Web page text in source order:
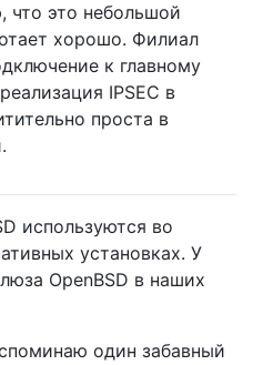
что это небольшой
хорошо. Филиал
к главному
IPSEC в
проста в
используются во
установках. У
OpenBSD в наших
один забавный